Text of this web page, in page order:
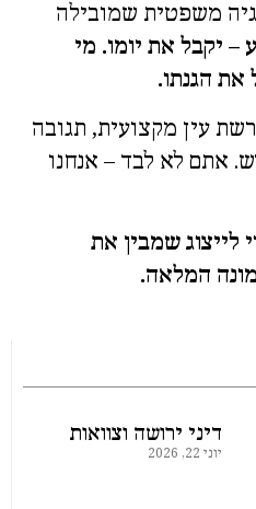
משפטית שמובילה
– יקבל את יומו. מי
את הגנתו.
עין מקצועית, תגובה
אתם לא לבד – אנחנו
לייצוג שמבין את
המלאה.
דיני ירושה וצוואות
יוני 22, 2026